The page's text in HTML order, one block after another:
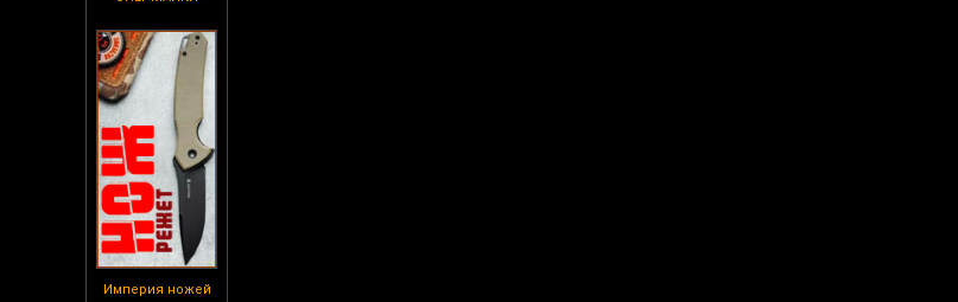
Империя ножей